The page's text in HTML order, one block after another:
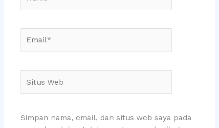
Web
Simpan nama, email, dan situs web saya pada